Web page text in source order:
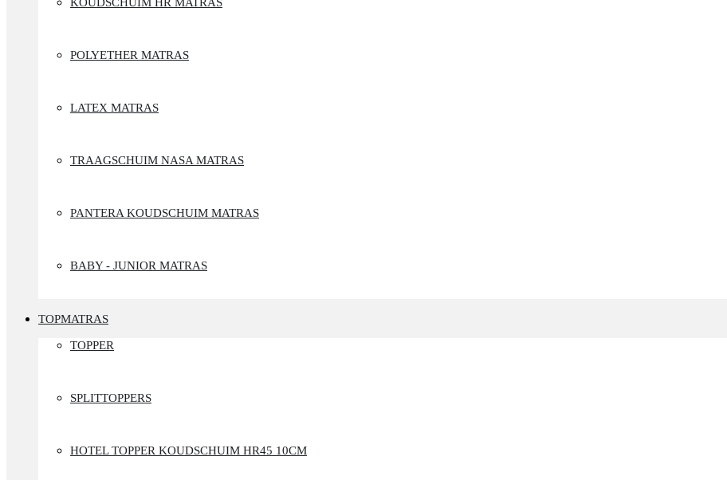
POLYETHER MATRAS
LATEX MATRAS
TRAAGSCHUIM NASA MATRAS
PANTERA KOUDSCHUIM MATRAS
BABY - JUNIOR MATRAS
TOPMATRAS
TOPPER
SPLITTOPPERS
HOTEL TOPPER KOUDSCHUIM HR45 10CM